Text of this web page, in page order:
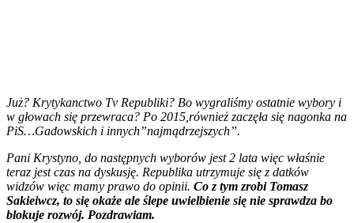
Już? Krytykanctwo Tv Republiki? Bo wygraliśmy ostatnie wybory i
w głowach się przewraca? Po 2015,również zaczęła się nagonka na
PiS…Gadowskich i innych”najmądrzejszych”.
Pani Krystyno, do następnych wyborów jest 2 lata więc właśnie
teraz jest czas na dyskusję. Republika utrzymuje się z datków
widzów więc mamy prawo do opinii. Co z tym zrobi Tomasz
Sakieiwcz, to się okaże ale ślepe uwielbienie się nie sprawdza bo
blokuje rozwój. Pozdrawiam.